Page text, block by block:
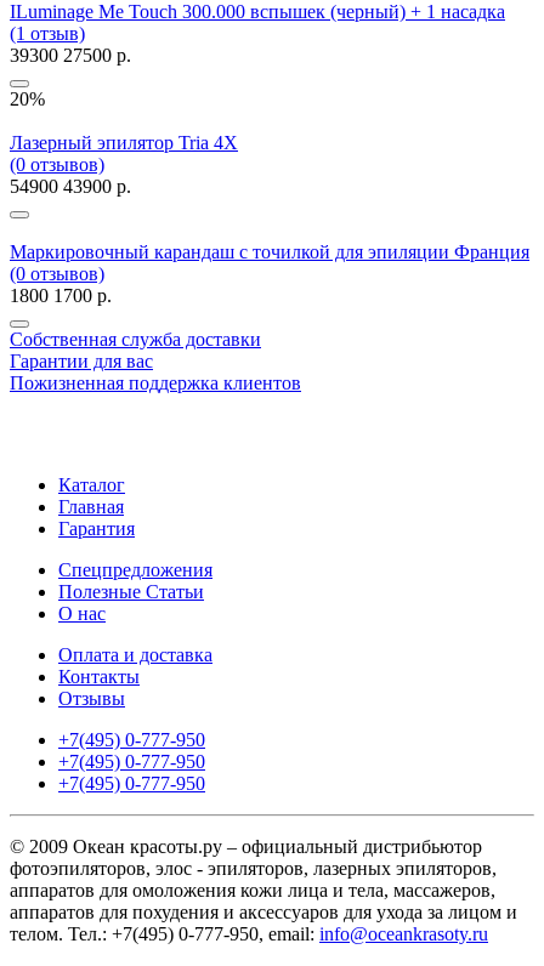
ILuminage Me Touch 300.000 вспышек (черный) + 1 насадка
(1 отзыв)
39300 27500 р.
20%
Лазерный эпилятор Tria 4X
(0 отзывов)
54900 43900 р.
Маркировочный карандаш с точилкой для эпиляции Франция
(0 отзывов)
1800 1700 р.
Собственная служба доставки
Гарантии для вас
Пожизненная поддержка клиентов
Каталог
Главная
Гарантия
Спецпредложения
Полезные Статьи
О нас
Оплата и доставка
Контакты
Отзывы
+7(495) 0-777-950
+7(495) 0-777-950
+7(495) 0-777-950
© 2009 Океан красоты.ру – официальный дистрибьютор
фотоэпиляторов, элос - эпиляторов, лазерных эпиляторов,
аппаратов для омоложения кожи лица и тела, массажеров,
аппаратов для похудения и аксессуаров для ухода за лицом и
телом. Тел.: +7(495) 0-777-950, email: info@oceankrasoty.ru